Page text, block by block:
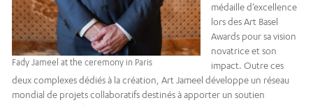
Fady Jameel at the ceremony in Paris
médaille d’excellence
lors des Art Basel
Awards pour sa vision
novatrice et son
impact. Outre ces
deux complexes dédiés à la création, Art Jameel développe un réseau
mondial de projets collaboratifs destinés à apporter un soutien